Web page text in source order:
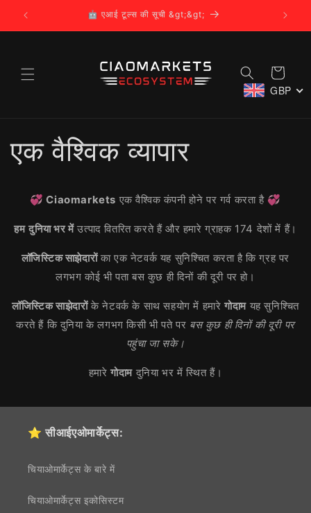
सामग्री
पर जाएं
🤖 एआई टूल्स की सूची &gt;&gt; 🌍
कार्ट
GBP
एक वैश्विक व्यापार
💞 Ciaomarkets एक वैश्विक कंपनी होने पर गर्व करता है 💞
हम दुनिया भर मेंउत्पाद वितरित करते हैं और हमारे ग्राहक 174 देशों में हैं।
लॉजिस्टिक साझेदारोंका एक नेटवर्क यह सुनिश्चित करता है कि ग्रह पर
लगभग कोई भी पता बस कुछ ही दिनों की दूरी पर हो।
लॉजिस्टिक साझेदारोंके नेटवर्क के साथ सहयोग में हमारेगोदामयह सुनिश्चित
करते हैं कि दुनिया के लगभग किसी भी पते पर बस कुछ ही दिनों की दूरी पर
पहुंचा जा सके।
हमारेगोदाम दुनिया भर में स्थित हैं।
⭐ सीआईएओमार्केट्स:
चियाओमार्केट्स के बारे में
चियाओमार्केट्स इकोसिस्टम